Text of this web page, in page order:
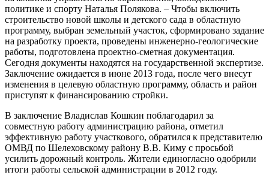
политике и спорту Наталья Полякова. – Чтобы включить
строительство новой школы и детского сада в областную
программу, выбран земельный участок, сформировано задание
на разработку проекта, проведены инженерно-геологические
работы, подготовлена проектно-сметная документация.
Сегодня документы находятся на государственной экспертизе.
Заключение ожидается в июне 2013 года, после чего внесут
изменения в целевую областную программу, область и район
приступят к финансированию стройки.
В заключение Владислав Кошкин поблагодарил за
совместную работу администрацию района, отметил
эффективную работу участкового, обратился к представителю
ОМВД по Шелеховскому району В.В. Киму с просьбой
усилить дорожный контроль. Жители единогласно одобрили
итоги работы сельской администрации в 2012 году.